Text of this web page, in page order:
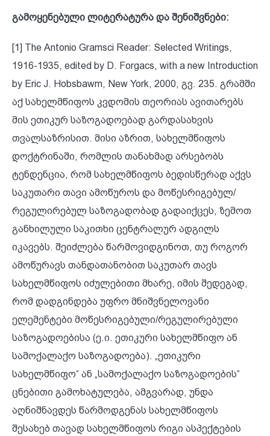
გამოყენებული ლიტერატურა და შენიშვნები:
[1] The Antonio Gramsci Reader: Selected Writings,
1916-1935, edited by D. Forgacs, with a new Introduction
by Eric J. Hobsbawm, New York, 2000, გვ. 235. გრამში
აქ სახელმწიფოს კვდომის თეორიას ავითარებს
მის ეთიკურ საზოგადოებად გარდასახვის
თვალსაზრისით. მისი აზრით, სახელმწიფოს
დოქტრინაში, რომლის თანახმად არსებობს
ტენდენცია, რომ სახელმწიფოს ბედისწერად აქვს
საკუთარი თავი ამოწუროს და მოწესრიგებულ/
რეგულირებულ საზოგადობად გადაიქცეს, ზემოთ
განხილული საკითხი ცენტრალურ ადგილს
იკავებს. შეიძლება წარმოვიდგინოთ, თუ როგორ
ამოწურავს თანდათანობით საკუთარ თავს
სახელმწიფოს იძულებითი მხარე, იმის შედეგად,
რომ დადგინდება უფრო მნიშვნელოვანი
ელემენტები მოწესრიგებული/რეგულირებული
საზოგადოებისა (ე.ი. ეთიკური სახელმწიფო ან
სამოქალაქო საზოგადოება). „ეთიკური
სახელმწიფო“ ან „სამოქალაქო საზოგადოების“
ცნებითი გამოხატულება, ამგვარად, უნდა
აღნიშნავდეს წარმოდგენას სახელმწიფოს
შესახებ თავად სახელმწიფოს რიგი ასპექტების